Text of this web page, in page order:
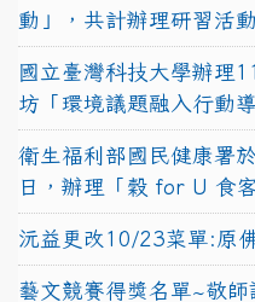
動」，共計辦理研習活
國立臺灣科技大學辦理
坊「環境議題融入行動
衛生福利部國民健康署
日，辦理「穀 for U 食
沅益更改10/23菜單:原
藝文競賽得獎名單~敬